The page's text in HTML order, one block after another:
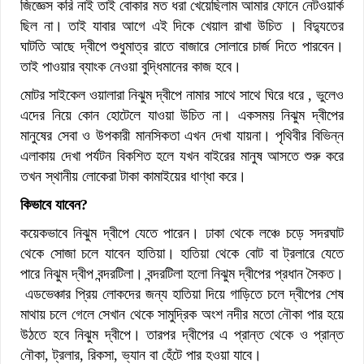
জিজ্ঞেস করি নাই তাই বোকার মত ধরা খেয়েছিলাম আমার ফোনে নেটওয়ার্ক
ছিল না। তাই যাবার আগে এই দিকে খেয়াল রাখা উচিত । বিদ্যুতের
ঘাটতি আছে দ্বীপে শুধুমাত্র রাতে বাজারে সোলারে চার্জ দিতে পারবেন।
তাই পাওয়ার ব্যাংক নেওয়া বুদ্ধিমানের কাজ হবে।
মোটর সাইকেল ওয়ালারা নিঝুম দ্বীপে নামার সাথে সাথে ঘিরে ধরে , ভুলেও
এদের নিয়ে কোন হোটেলে যাওয়া উচিত না। একসময় নিঝুম দ্বীপের
মানুষের সেবা ও উপকারী মানসিকতা এখন দেখা যায়না। পৃথিবীর বিভিন্ন
এলাকায় দেখা পর্যটন বিকশিত হলে যখন বাইরের মানুষ আসতে শুরু করে
তখন স্থানীয় লোকেরা টাকা কামাইয়ের ধাণ্ধা করে।
কিভাবে যাবেন?
কয়েকভাবে নিঝুম দ্বীপে যেতে পারেন। ঢাকা থেকে লঞ্চে চড়ে সদরঘাট
থেকে সোজা চলে যাবেন হাতিয়া। হাতিয়া থেকে বোট বা ট্রলারে যেতে
পারে নিঝুম দ্বীপ বন্দরটিলা। বন্দরটিলা হলো নিঝুম দ্বীপের প্রধান সৈকত।
এডভেঞ্চার প্রিয় লোকদের জন্য হাতিয়া দিয়ে গাড়িতে চলে দ্বীপের শেষ
মাথায় চলে গেলে সেখান থেকে সামুদ্রিক অংশ নদীর মতো নৌকা পার হয়ে
উঠতে হবে নিঝুম দ্বীপে। তারপর দ্বীপের এ প্রান্ত থেকে ও প্রান্ত
নৌকা, ট্রলার, রিকসা, ভ্যান বা হেঁটে পার হওয়া যাবে।